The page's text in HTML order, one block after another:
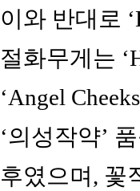
이와 반대로
절화무게는
‘Angel
‘의성작약’
후였으며, 꽃